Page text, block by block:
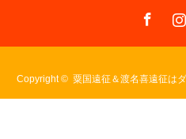
Copyright © 粟国遠征＆渡名喜遠征は